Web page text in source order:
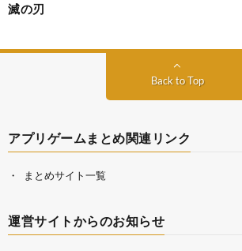
滅の刃
Back to Top
アプリゲームまとめ関連リンク
まとめサイト一覧
運営サイトからのお知らせ